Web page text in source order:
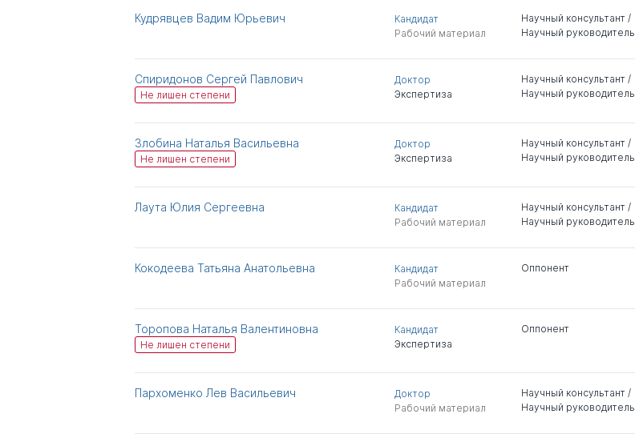
Кудрявцев Вадим Юрьевич
Кандидат
Рабочий материал
Научный консультант /
Научный руководитель
Спиридонов Сергей Павлович
Не лишен степени
Доктор
Экспертиза
Научный консультант /
Научный руководитель
Злобина Наталья Васильевна
Не лишен степени
Доктор
Экспертиза
Научный консультант /
Научный руководитель
Лаута Юлия Сергеевна
Кандидат
Рабочий материал
Научный консультант /
Научный руководитель
Кокодеева Татьяна Анатольевна
Кандидат
Рабочий материал
Оппонент
Торопова Наталья Валентиновна
Не лишен степени
Кандидат
Экспертиза
Оппонент
Пархоменко Лев Васильевич
Доктор
Рабочий материал
Научный консультант /
Научный руководитель